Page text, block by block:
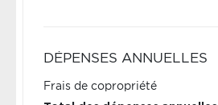
DÉPENSES ANNUELLES
Frais de copropriété